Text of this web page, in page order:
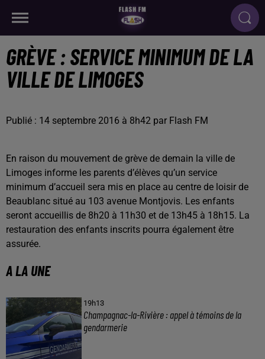
GRÈVE : SERVICE MINIMUM DE LA
VILLE DE LIMOGES
Publié : 14 septembre 2016 à 8h42 par Flash FM
En raison du mouvement de grève de demain la ville de
Limoges informe les parents d’élèves qu’un service
minimum d’accueil sera mis en place au centre de loisir de
Beaublanc situé au 103 avenue Montjovis. Les enfants
seront accueillis de 8h20 à 11h30 et de 13h45 à 18h15. La
restauration des enfants inscrits pourra également être
assurée.
A LA UNE
19h13
Champagnac-la-Rivière : appel à témoins de la
gendarmerie